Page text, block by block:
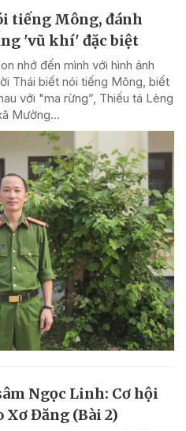
tiếng Mông, đánh
'vũ khí' đặc biệt
nhớ đến mình với hình ảnh
Thái biết nói tiếng Mông, biết
với "ma rừng”, Thiếu tá Lèng
Mường...
Ngọc Linh: Cơ hội
Xơ Đăng (Bài 2)